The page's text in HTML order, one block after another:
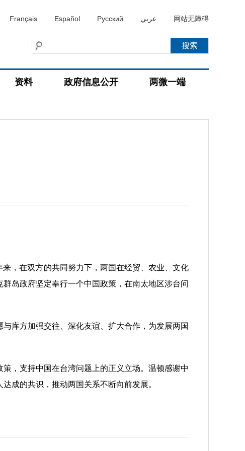
Français Español Русский عربي 网站无障碍
资料 政府信息公开 两微一端
，在双方的共同努力下，两国在经贸、农业、文化
岛政府坚定奉行一个中国政策，在南太地区涉台问
库方加强交往、深化友谊、扩大合作，为发展两国
，支持中国在台湾问题上的正义立场。温顿感谢中
成的共识，推动两国关系不断向前发展。